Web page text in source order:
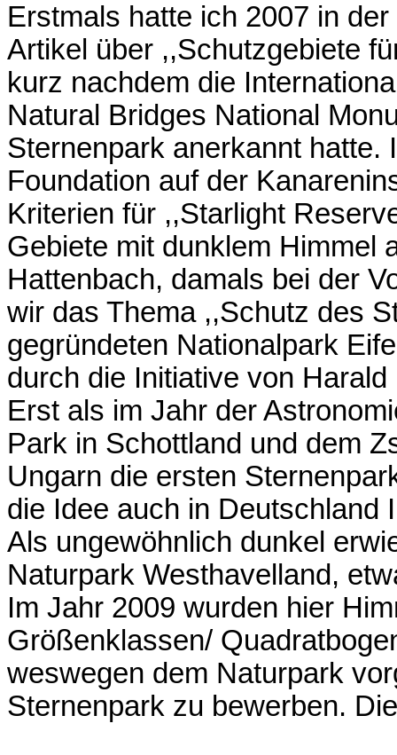
Erstmals hatte ich 2007 in
Artikel über ,,Schutzgebiete
kurz nachdem die
Natural Bridges National
Sternenpark anerkannt hatte.
Foundation auf der
Kriterien für ,,Starlight
Gebiete mit dunklem Himmel
Hattenbach, damals bei der
wir das Thema ,,Schutz des
gegründeten Nationalpark
durch die Initiative von
Erst als im Jahr der
Park in Schottland und dem
Ungarn die ersten
die Idee auch in Deutschland
Als ungewöhnlich dunkel
Naturpark Westhavelland,
Im Jahr 2009 wurden hier
Größenklassen/
weswegen dem Naturpark
Sternenpark zu bewerben.